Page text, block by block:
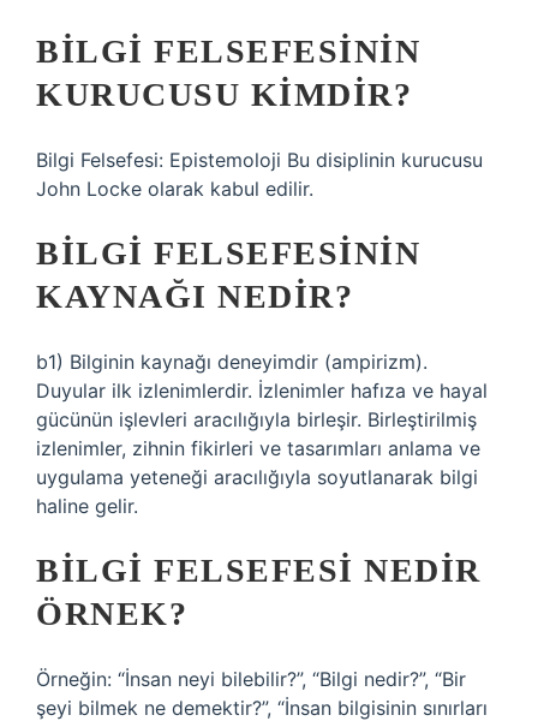
BILGI FELSEFESININ
KURUCUSU KIMDIR?
Bilgi Felsefesi: Epistemoloji Bu disiplinin kurucusu
John Locke olarak kabul edilir.
BILGI FELSEFESININ
KAYNAĞI NEDIR?
b1) Bilginin kaynağı deneyimdir (ampirizm).
Duyular ilk izlenimlerdir. İzlenimler hafıza ve hayal
gücünün işlevleri aracılığıyla birleşir. Birleştirilmiş
izlenimler, zihnin fikirleri ve tasarımları anlama ve
uygulama yeteneği aracılığıyla soyutlanarak bilgi
haline gelir.
BILGI FELSEFESI NEDIR
ÖRNEK?
Örneğin: “İnsan neyi bilebilir?”, “Bilgi nedir?”, “Bir
şeyi bilmek ne demektir?”, “İnsan bilgisinin sınırları